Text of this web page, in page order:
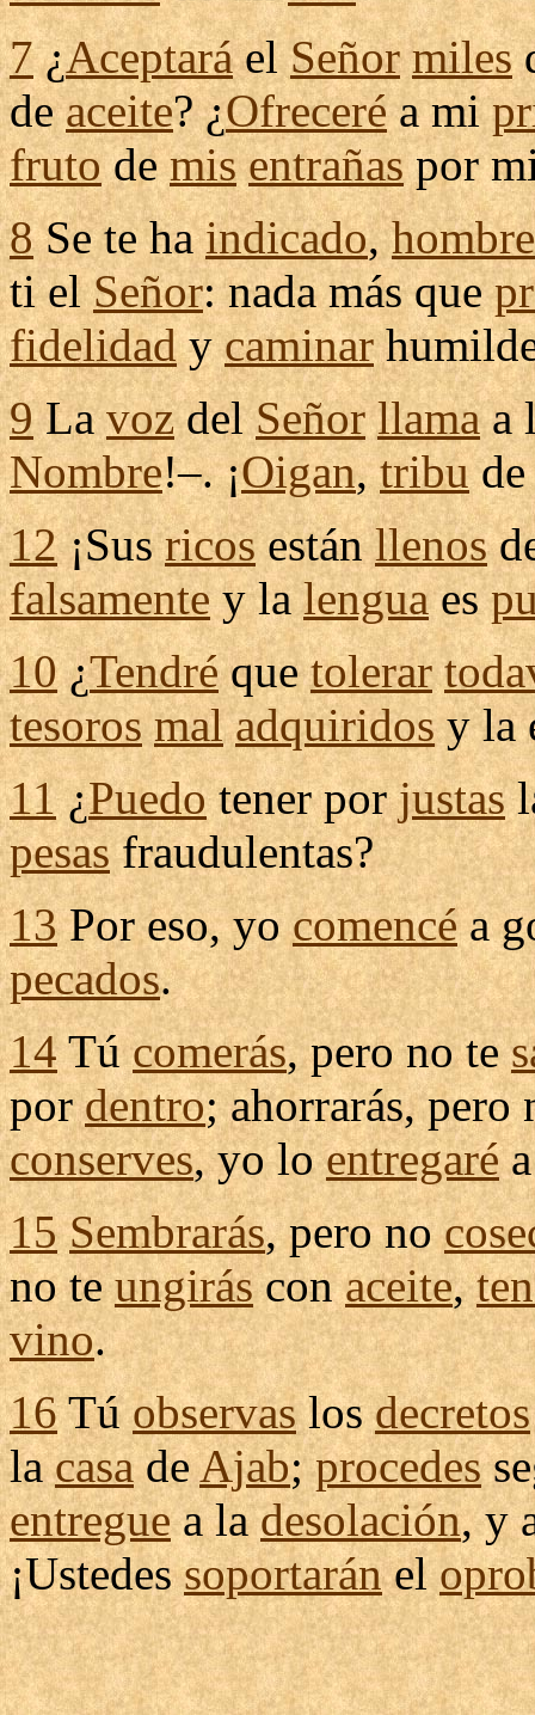
7¿AceptaráelSeñor miles
deaceite? ¿Ofreceréa mi
frutodemis entrañaspor
8Se te haindicado,hombre
ti elSeñor: nada más que
fidelidadycaminar
9LavozdelSeñor llamaa
Nombre!–. ¡Oigan,tribu
12¡Susricosestánllenos
falsamentey lalenguaes
10¿Tendréquetolerar
tesoros mal adquiridosy la
11¿Puedotener porjustas
pesas fraudulentas?
13Por eso, yocomencéa
pecados.
14Túcomerás, pero no te
pordentro;ahorrarás, pero
conserves, yo loentregaré
15 Sembrarás, pero no
no teungirásconaceite,
vino.
16Túobservaslosdecretos
lacasadeAjab;procedes
entreguea ladesolación, y
¡Ustedessoportaránel